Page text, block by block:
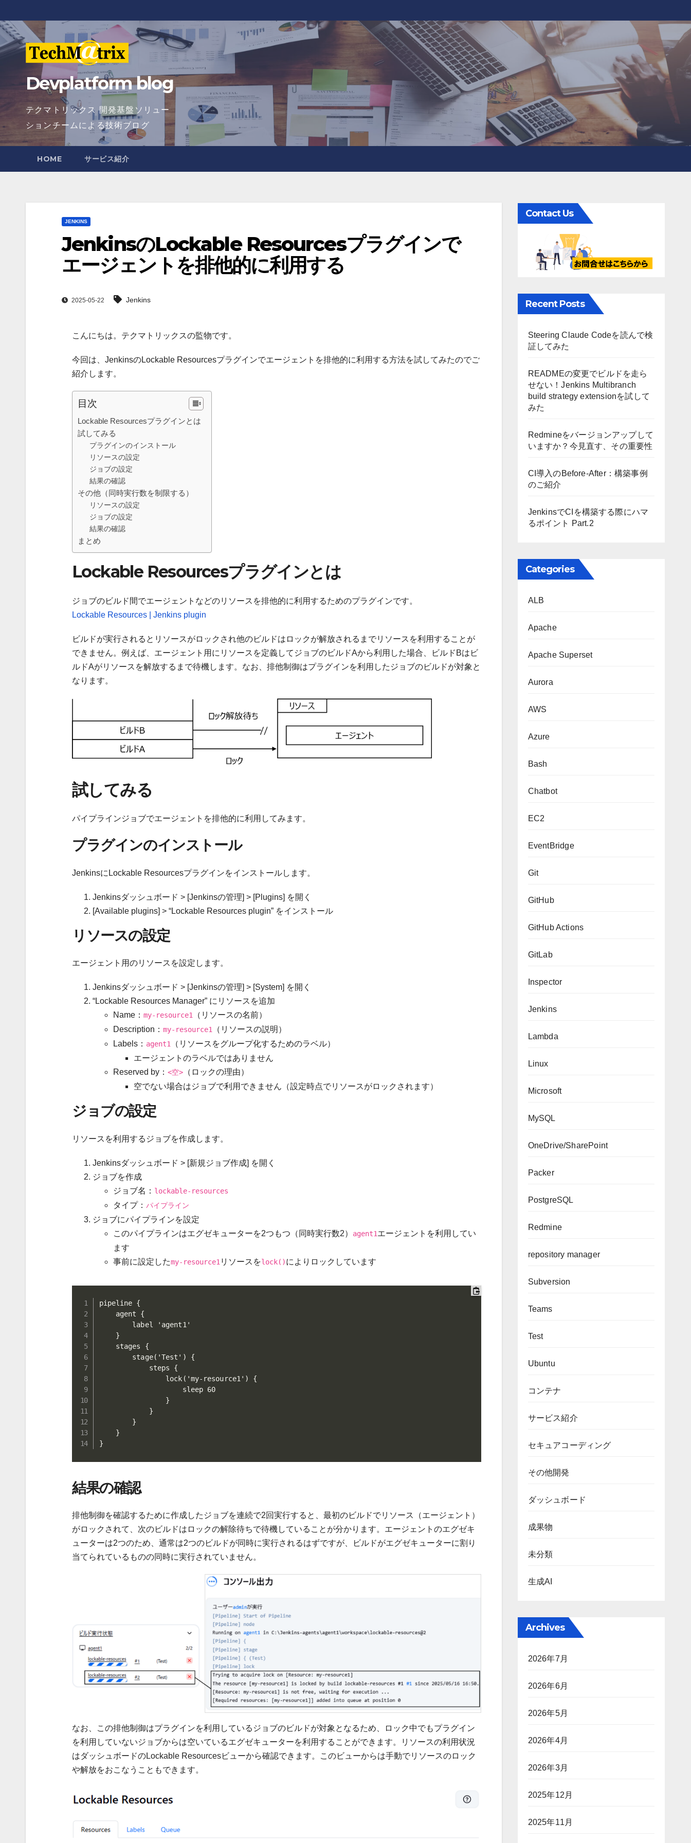
to
content
Devplatform blog
テクマトリックス 開発基盤ソリュー
ションチームによる技術ブログ
HOME サービス紹介
JENKINS
JenkinsのLockable Resourcesプラグインで
エージェントを排他的に利用する
2025-05-22 Jenkins
こんにちは。テクマトリックスの監物です。
今回は、JenkinsのLockable Resourcesプラグインでエージェントを排他的に利用する方法を試してみたのでご
紹介します。
目次
Lockable Resourcesプラグインとは
試してみる
プラグインのインストール
リソースの設定
ジョブの設定
結果の確認
その他（同時実行数を制限する）
リソースの設定
ジョブの設定
結果の確認
まとめ
Lockable Resourcesプラグインとは
ジョブのビルド間でエージェントなどのリソースを排他的に利用するためのプラグインです。
Lockable Resources | Jenkins plugin
ビルドが実行されるとリソースがロックされ他のビルドはロックが解放されるまでリソースを利用することが
できません。例えば、エージェント用にリソースを定義してジョブのビルドAから利用した場合、ビルドBはビ
ルドAがリソースを解放するまで待機します。なお、排他制御はプラグインを利用したジョブのビルドが対象と
なります。
試してみる
パイプラインジョブでエージェントを排他的に利用してみます。
プラグインのインストール
JenkinsにLockable Resourcesプラグインをインストールします。
Jenkinsダッシュボード > [Jenkinsの管理] > [Plugins] を開く
[Available plugins] > “Lockable Resources plugin” をインストール
リソースの設定
エージェント用のリソースを設定します。
Jenkinsダッシュボード > [Jenkinsの管理] > [System] を開く
“Lockable Resources Manager” にリソースを追加
Name： my-resource1
（リソースの名前）
Description： my-resource1
（リソースの説明）
Labels： agent1
（リソースをグループ化するためのラベル）
エージェントのラベルではありません
Reserved by： <空> （ロックの理由）
空でない場合はジョブで利用できません（設定時点でリソースがロックされます）
ジョブの設定
リソースを利用するジョブを作成します。
Jenkinsダッシュボード > [新規ジョブ作成] を開く
ジョブを作成
ジョブ名： lockable-resources
タイプ： パイプライン
ジョブにパイプラインを設定
このパイプラインはエグゼキューターを2つもつ（同時実行数2） agent1エージェントを利用してい
ます
事前に設定したmy-resource1 リソースをlock()によりロックしています
pipeline {
    agent {
        label 'agent1'
    }
    stages {
        stage('Test') {
            steps {
                lock('my-resource1') {
                    sleep 60
                }
            }
        }
    }
}
結果の確認
排他制御を確認するために作成したジョブを連続で2回実行すると、最初のビルドでリソース（エージェント）
がロックされて、次のビルドはロックの解除待ちで待機していることが分かります。エージェントのエグゼキ
ューターは2つのため、通常は2つのビルドが同時に実行されるはずですが、ビルドがエグゼキューターに割り
当てられているものの同時に実行されていません。
なお、この排他制御はプラグインを利用しているジョブのビルドが対象となるため、ロック中でもプラグイン
を利用していないジョブからは空いているエグゼキューターを利用することができます。リソースの利用状況
はダッシュボードのLockable Resourcesビューから確認できます。このビューからは手動でリソースのロック
や解放をおこなうこともできます。
Contact Us
Recent Posts
Steering Claude Codeを読んで検
証してみた
READMEの変更でビルドを走ら
せない！Jenkins Multibranch
build strategy extensionを試して
みた
Redmineをバージョンアップして
いますか？今見直す、その重要性
CI導入のBefore-After：構築事例
のご紹介
JenkinsでCIを構築する際にハマ
るポイント Part.2
Categories
ALB
Apache
Apache Superset
Aurora
AWS
Azure
Bash
Chatbot
EC2
EventBridge
Git
GitHub
GitHub Actions
GitLab
Inspector
Jenkins
Lambda
Linux
Microsoft
MySQL
OneDrive/SharePoint
Packer
PostgreSQL
Redmine
repository manager
Subversion
Teams
Test
Ubuntu
コンテナ
サービス紹介
セキュアコーディング
その他開発
ダッシュボード
成果物
未分類
生成AI
Archives
2026年7月
2026年6月
2026年5月
2026年4月
2026年3月
2025年12月
2025年11月